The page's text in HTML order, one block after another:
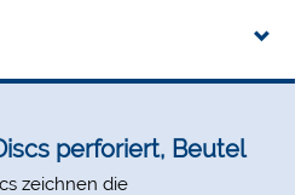
perforiert, Beutel
zeichnen die